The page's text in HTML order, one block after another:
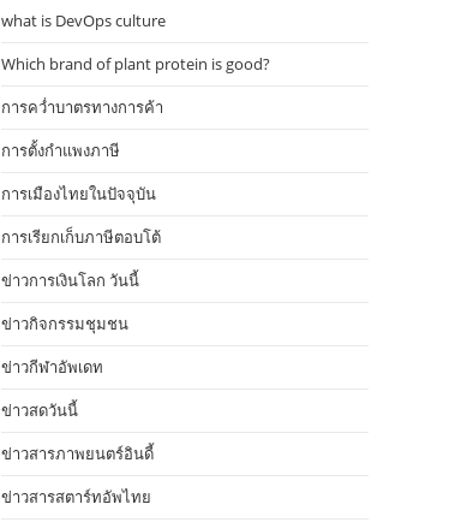
what is DevOps culture
Which brand of plant protein is good?
การคว่ำบาตรทางการค้า
การตั้งกำแพงภาษี
การเมืองไทยในปัจจุบัน
การเรียกเก็บภาษีตอบโต้
ข่าวการเงินโลก วันนี้
ข่าวกิจกรรมชุมชน
ข่าวกีฬาอัพเดท
ข่าวสดวันนี้
ข่าวสารภาพยนตร์อินดี้
ข่าวสารสตาร์ทอัพไทย